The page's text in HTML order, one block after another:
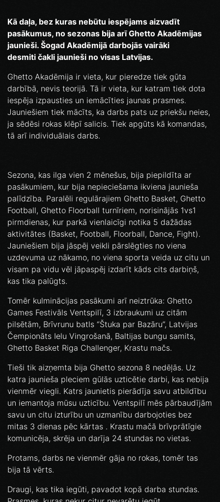
Kā daļa, bez kuras nebūtu iespējams aizvadīt
pasākumus, no sezonas bija arī Ghetto Akadēmijas
jaunieši. Šogad Akadēmijā darbojās vairāki
desmiti čakli jaunieši no visas Latvijas.
Ghetto Akadēmija ir vieta, kur pieredze tiek gūta
darbībā, nevis teorijā. Tā ir vieta, kur katram tiek dota
iespēja izpausties un iemācīties jaunas prasmes.
Jauniešiem tiek mācīts, ka darbs pats uz priekšu neies,
ja sēdēsi rokas klēpī salicis. Tiek apgūts kā komandas,
tā arī individuālais darbs.
Sezona, kas ilga vien 2 mēnešus, bija piepildīta ar
pasākumiem, kur bija nepieciešama ikviena jaunieša
palīdzība. Paralēli regulārajiem Ghetto Basket, Ghetto
Football, Ghetto Floorball turnīriem, norisinājās 1vs1
pirmdienas, kur parkā vienlaicīgi notika 5 dažādas
aktivitātes (Basket, Football, Floorball, Dance, Fight).
Jauniešiem bija jāspēj veikli pārslēgties no viena
uzdevuma uz nākamo, no viena sporta veida uz citu un
visam pa vidu vēl jāpaspēj izdarīt kāds cits darbiņš,
kas tika palūgts.
Tomēr kulminācijas pasākumi arī neiztrūka: Ghetto
Games Festivāls Ventspilī, 3 izbraukumi uz citām
pilsētām, Brīvrunu batls “Štuka par Bazāru”, Latvijas
Čempionāts Ielu Vingrošanā, Baltijas bungu samits,
Ghetto Basket Riga Challenger, Krastu mačs.
Tieši tik aizņemta bija Ghetto sezona 8 nedēļās. Uz
katra jaunieša pleciem gūlās uzticētie darbi, kas nebija
vienmēr viegli. Katrs jaunietis pierādīja savu atbildību
un iemantoja mūsu uzticību. Ventspilī mēs pārbaudījām
savu un citu izturību un uzmanību darbojoties bez
mitas 3 dienas pēc kārtas . Krastu mačā brīvprātīgie
komunicēja, skrēja un darīja 24 stundas no vietas.
Protams, darbs ne vienmēr gāja no rokas, tomēr tas
bija tā vērts.
Draugi, kas tika iegūti, pavadot kopā darba stundas.